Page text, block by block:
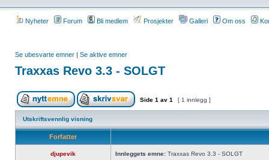
Nyheter Forum Bli medlem Prosjekter Galleri Om oss
Se ubesvarte emner | Se aktive emner
Traxxas Revo 3.3 - SOLGT
Side 1 av 1 [ 1 innlegg ]
Utskriftsvennlig visning
Forfatter
djupevik Innleggets emne: Traxxas Revo 3.3 - SOLGT